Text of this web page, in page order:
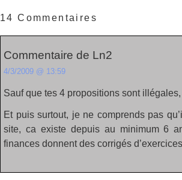
14 Commentaires
Commentaire de Ln2
4/3/2009 @ 13:59
Sauf que tes 4 propositions sont
Et puis surtout, je ne comprends pas
site, ca existe depuis au minimum 6
finances donnent des corrigés